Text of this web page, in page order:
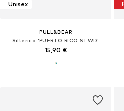
Unisex
PULL&BEAR
Šilterica 'PUERTO RICO STWD'
15,90 €